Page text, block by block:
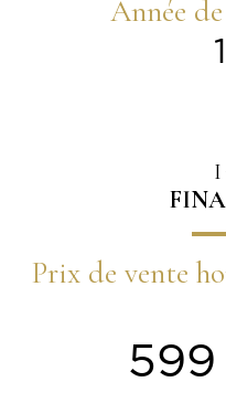
Année
Prix de vente